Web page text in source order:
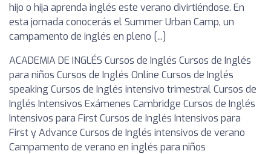
hijo o hija aprenda inglés este verano divirtiéndose. En
esta jornada conocerás el Summer Urban Camp, un
campamento de inglés en pleno [...]
ACADEMIA DE INGLÉS Cursos de Inglés Cursos de Inglés
para niños Cursos de Inglés Online Cursos de Inglés
speaking Cursos de Inglés intensivo trimestral Cursos de
Inglés Intensivos Exámenes Cambridge Cursos de Inglés
Intensivos para First Cursos de Inglés Intensivos para
First y Advance Cursos de Inglés intensivos de verano
Campamento de verano en inglés para niños